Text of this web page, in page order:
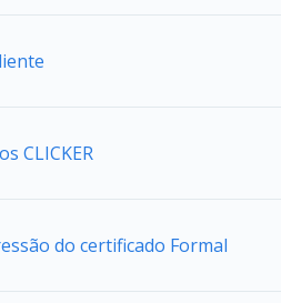
CLICKER
do certificado Formal